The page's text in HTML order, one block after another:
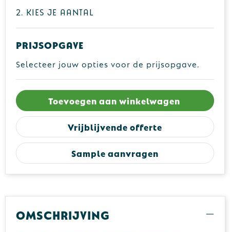
2. Kies je aantal
Prijsopgave
Selecteer jouw opties voor de prijsopgave.
Toevoegen aan winkelwagen
Vrijblijvende offerte
Sample aanvragen
Omschrijving